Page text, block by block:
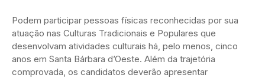
Podem participar pessoas físicas reconhecidas por sua
atuação nas Culturas Tradicionais e Populares que
desenvolvam atividades culturais há, pelo menos, cinco
anos em Santa Bárbara d’Oeste. Além da trajetória
comprovada, os candidatos deverão apresentar